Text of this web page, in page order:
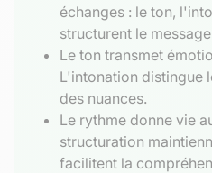
échanges : le ton,
structurent le
Le ton transmet
L'intonation distingue
des nuances.
Le rythme donne vie
structuration
facilitent la